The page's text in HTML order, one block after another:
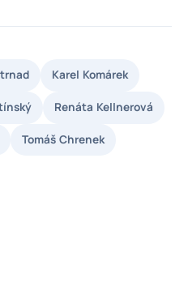
Karel Komárek
Renáta Kellnerová
Tomáš Chrenek